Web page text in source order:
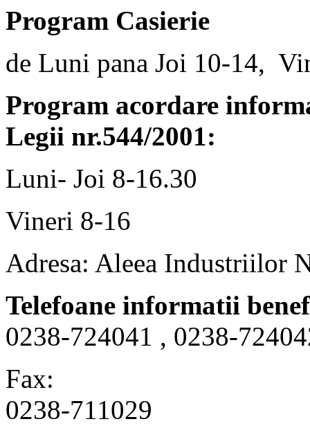
Program Casierie
de Luni pana Joi 10-14,
Program acordare
Legii nr.544/2001:
Luni- Joi 8-16.30
Vineri 8-16
Adresa: Aleea Industriilor
Telefoane informatii
0238-724041 , 0238-
Fax:
0238-711029